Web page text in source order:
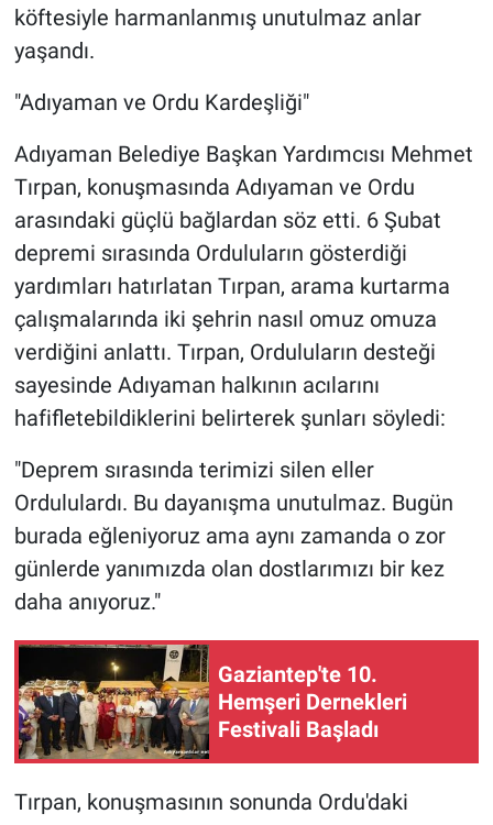
köftesiyle harmanlanmış unutulmaz anlar
yaşandı.
"Adıyaman ve Ordu Kardeşliği"
Adıyaman Belediye Başkan Yardımcısı Mehmet
Tırpan, konuşmasında Adıyaman ve Ordu
arasındaki güçlü bağlardan söz etti. 6 Şubat
depremi sırasında Orduluların gösterdiği
yardımları hatırlatan Tırpan, arama kurtarma
çalışmalarında iki şehrin nasıl omuz omuza
verdiğini anlattı. Tırpan, Orduluların desteği
sayesinde Adıyaman halkının acılarını
hafifletebildiklerini belirterek şunları söyledi:
"Deprem sırasında terimizi silen eller
Ordululardı. Bu dayanışma unutulmaz. Bugün
burada eğleniyoruz ama aynı zamanda o zor
günlerde yanımızda olan dostlarımızı bir kez
daha anıyoruz."
Gaziantep'te 10.
Hemşeri Dernekleri
Festivali Başladı
Tırpan, konuşmasının sonunda Ordu'daki